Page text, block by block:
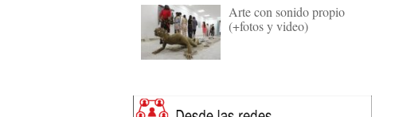
Arte con sonido propio
(+fotos y video)